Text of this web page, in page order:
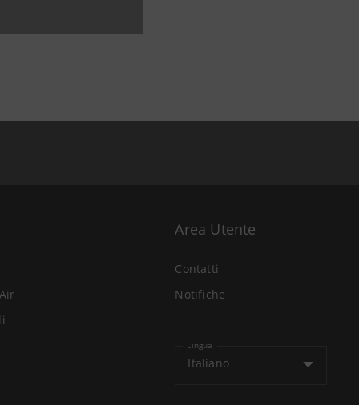
Area Utente
Contatti
Notifiche
Lingua
Italiano